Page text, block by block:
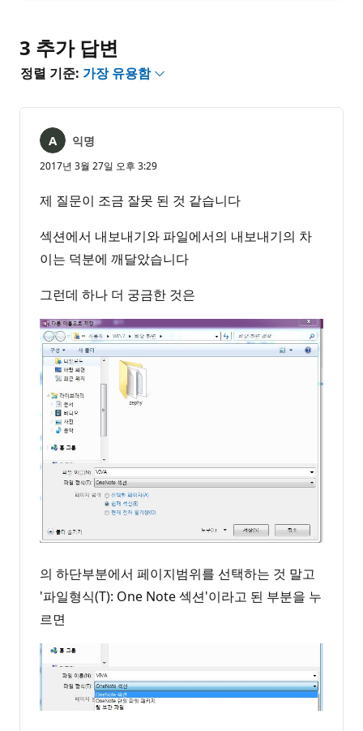
3 추가 답변
정렬 기준: 가장 유용함
익명
2017년 3월 27일 오후 3:29
제 질문이 조금 잘못 된 것 같습니다
섹션에서 내보내기와 파일에서의 내보내기의 차
이는 덕분에 깨달았습니다
그런데 하나 더 궁금한 것은
의 하단부분에서 페이지범위를 선택하는 것 말고
'파일형식(T): One Note 섹션'이라고 된 부분을 누
르면